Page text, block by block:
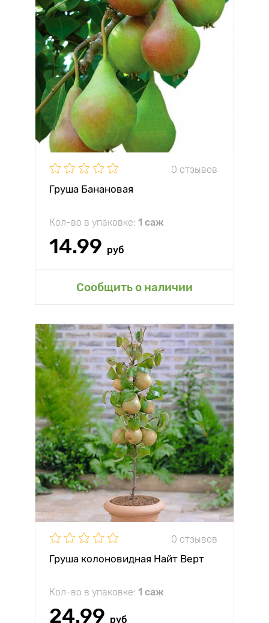
0 отзывов
Груша Банановая
Кол-во в упаковке: 1 саж
14.99 руб
Сообщить о наличии
0 отзывов
Груша колоновидная Найт Верт
Кол-во в упаковке: 1 саж
24.99 руб